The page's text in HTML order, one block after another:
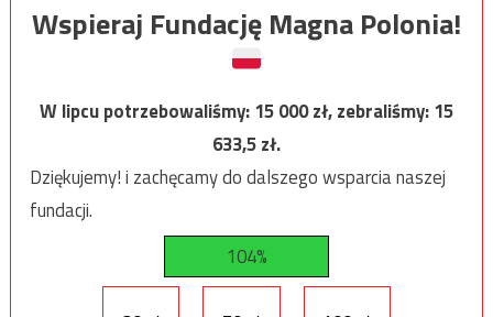
Wspieraj Fundację Magna Polonia!
W lipcu potrzebowaliśmy:15 000zł, zebraliśmy:15
633,5zł.
Dziękujemy! i zachęcamy do dalszego wsparcia naszej
fundacji.
104%